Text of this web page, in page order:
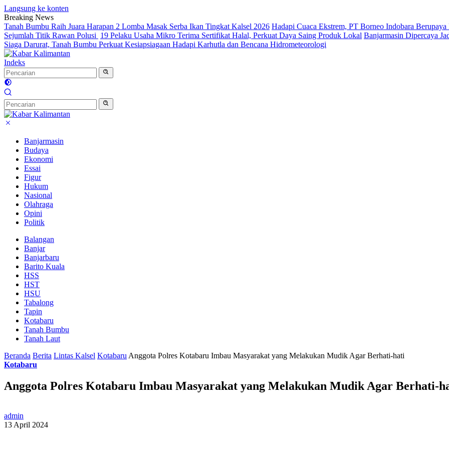
Langsung ke konten
Breaking News
Tanah Bumbu Raih Juara Harapan 2 Lomba Masak Serba Ikan Tingkat Kalsel 2026 Hadapi Cuaca Ekstrem, PT Borneo Indobara
Sejumlah Titik Rawan Polusi 19 Pelaku Usaha Mikro Terima Sertifikat Halal, Perkuat Daya Saing Produk Lokal Banjarmasin Dipercaya
Siaga Darurat, Tanah Bumbu Perkuat Kesiapsiagaan Hadapi Karhutla dan Bencana Hidrometeorologi
Indeks
Banjarmasin
Budaya
Ekonomi
Essai
Figur
Hukum
Nasional
Olahraga
Opini
Politik
Balangan
Banjar
Banjarbaru
Barito Kuala
HSS
HST
HSU
Tabalong
Tapin
Kotabaru
Tanah Bumbu
Tanah Laut
Beranda Berita Lintas Kalsel Kotabaru Anggota Polres Kotabaru Imbau Masyarakat yang Melakukan Mudik Agar Berhati-hati
Kotabaru
Anggota Polres Kotabaru Imbau Masyarakat yang Melakukan Mudik Agar Berhati-
admin
13 April 2024